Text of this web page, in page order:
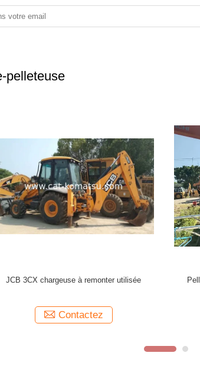
pelleteuse
La chargeuse à remorqueuse JCB 3CX utilisée
Contactez